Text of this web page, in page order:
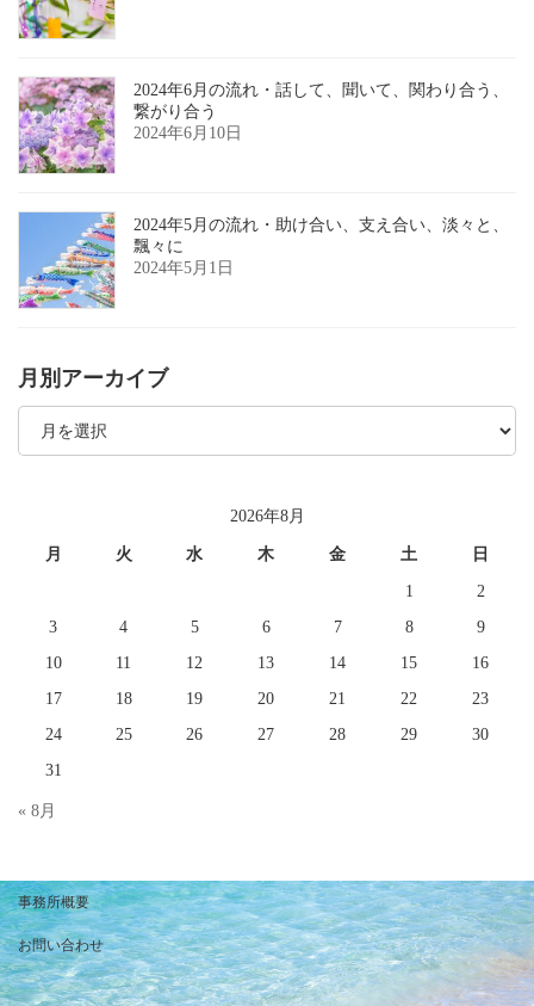
2024年6月の流れ・話して、聞いて、関わり合う、
繋がり合う
2024年6月10日
2024年5月の流れ・助け合い、支え合い、淡々と、
飄々に
2024年5月1日
月別アーカイブ
月
2026年8月
月 火 水 木 金 土 日
1
2
3
4 5 6 7 8
9
10
11 12 13 14 15
16
17
18 19 20 21 22
23
24
25 26 27 28 29
30
31
« 8月
事務所概要
お問い合わせ